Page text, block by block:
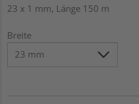
23 x 1 mm, Länge 150 m
Breite